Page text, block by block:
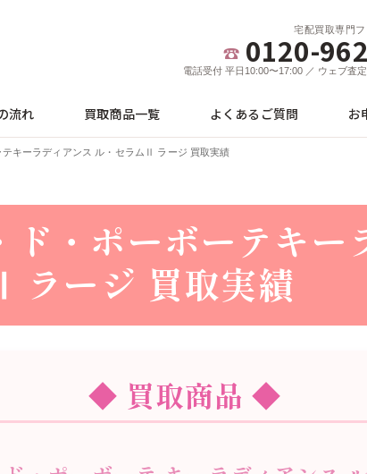
宅配買取専門
0120-
電話受付 平日10:00〜17:00 ／ ウェブ査
流れ 買取商品一覧 よくあるご質問 お
キーラディアンス ル・セラムⅡ ラージ 買取実績
ド・ポーボーテキー
ラージ 買取実績
◆ 買取商品 ◆